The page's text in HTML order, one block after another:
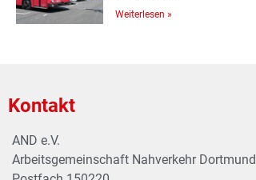
Weiterlesen »
Kontakt
AND e.V.
Arbeitsgemeinschaft Nahverkehr Dortmund